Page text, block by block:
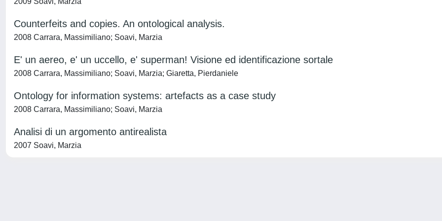
Counterfeits and copies. An ontological analysis.
2008 Carrara, Massimiliano; Soavi, Marzia
E' un aereo, e' un uccello, e' superman! Visione ed identificazione sortale
2008 Carrara, Massimiliano; Soavi, Marzia; Giaretta, Pierdaniele
Ontology for information systems: artefacts as a case study
2008 Carrara, Massimiliano; Soavi, Marzia
Analisi di un argomento antirealista
2007 Soavi, Marzia